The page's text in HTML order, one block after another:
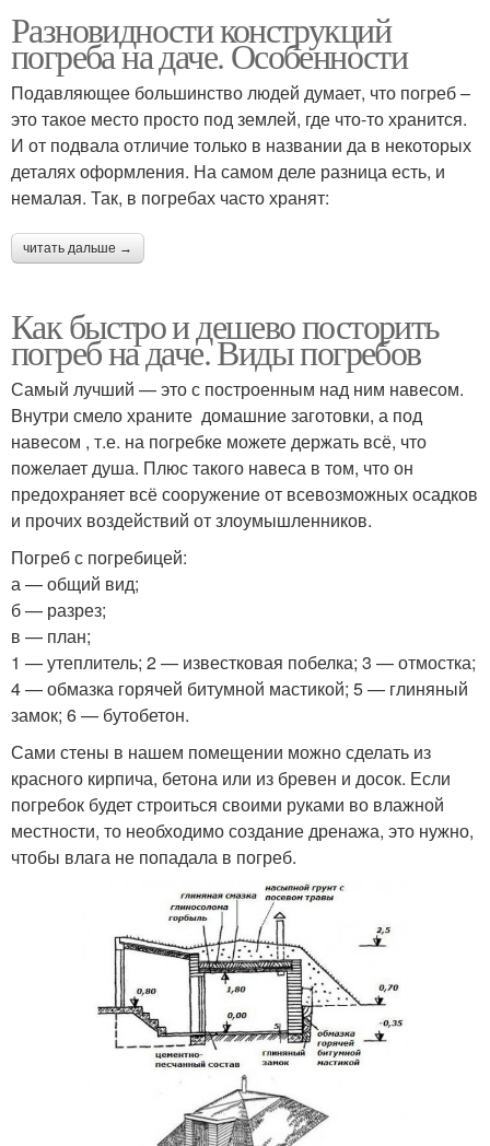
Разновидности конструкций
погреба на даче. Особенности
Подавляющее большинство людей думает, что погреб –
это такое место просто под землей, где что-то хранится.
И от подвала отличие только в названии да в некоторых
деталях оформления. На самом деле разница есть, и
немалая. Так, в погребах часто хранят:
читать дальше →
Как быстро и дешево посторить
погреб на даче. Виды погребов
Самый лучший — это с построенным над ним навесом.
Внутри смело храните домашние заготовки, а под
навесом , т.е. на погребке можете держать всё, что
пожелает душа. Плюс такого навеса в том, что он
предохраняет всё сооружение от всевозможных осадков
и прочих воздействий от злоумышленников.
Погреб с погребицей:
а — общий вид;
б — разрез;
в — план;
1 — утеплитель; 2 — известковая побелка; 3 — отмостка;
4 — обмазка горячей битумной мастикой; 5 — глиняный
замок; 6 — бутобетон.
Сами стены в нашем помещении можно сделать из
красного кирпича, бетона или из бревен и досок. Если
погребок будет строиться своими руками во влажной
местности, то необходимо создание дренажа, это нужно,
чтобы влага не попадала в погреб.